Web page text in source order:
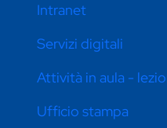
Intranet
Servizi digitali
Attività in aula -
Ufficio stampa